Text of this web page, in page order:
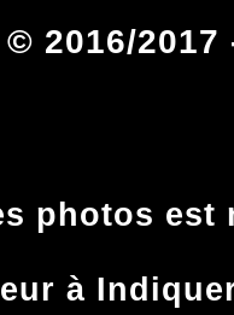
2016/2017
photos
à